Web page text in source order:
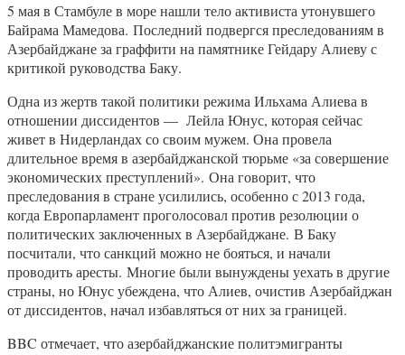
5 мая в Стамбуле в море нашли тело активиста утонувшего
Байрама Мамедова. Последний подвергся преследованиям в
Азербайджане за граффити на памятнике Гейдару Алиеву с
критикой руководства Баку.
Одна из жертв такой политики режима Ильхама Алиева в
отношении диссидентов — Лейла Юнус, которая сейчас
живет в Нидерландах со своим мужем. Она провела
длительное время в азербайджанской тюрьме «за совершение
экономических преступлений». Она говорит, что
преследования в стране усилились, особенно с 2013 года,
когда Европарламент проголосовал против резолюции о
политических заключенных в Азербайджане. В Баку
посчитали, что санкций можно не бояться, и начали
проводить аресты. Многие были вынуждены уехать в другие
страны, но Юнус убеждена, что Алиев, очистив Азербайджан
от диссидентов, начал избавляться от них за границей.
BBC отмечает, что азербайджанские политэмигранты